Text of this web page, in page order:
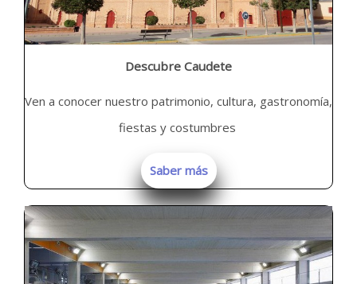
Descubre Caudete
Ven a conocer nuestro patrimonio, cultura, gastronomía,
fiestas y costumbres
Saber más